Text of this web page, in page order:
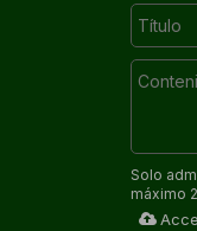
Solo
máximo